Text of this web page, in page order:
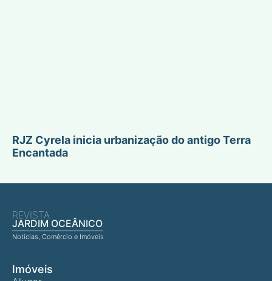
RJZ Cyrela inicia urbanização do antigo Terra
Encantada
REVISTA
JARDIM OCEÂNICO
Notícias, Comércio e Imóveis
Imóveis